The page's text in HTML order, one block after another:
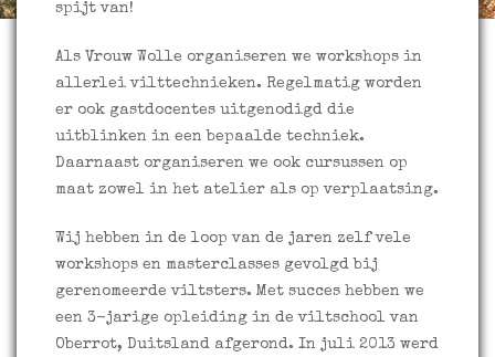
spijt van!
Als Vrouw Wolle organiseren we workshops in
allerlei vilttechnieken. Regelmatig worden
er ook gastdocentes uitgenodigd die
uitblinken in een bepaalde techniek.
Daarnaast organiseren we ook cursussen op
maat zowel in het atelier als op verplaatsing.
Wij hebben in de loop van de jaren zelf vele
workshops en masterclasses gevolgd bij
gerenomeerde viltsters. Met succes hebben we
een 3-jarige opleiding in de viltschool van
Oberrot, Duitsland afgerond. In juli 2013 werd